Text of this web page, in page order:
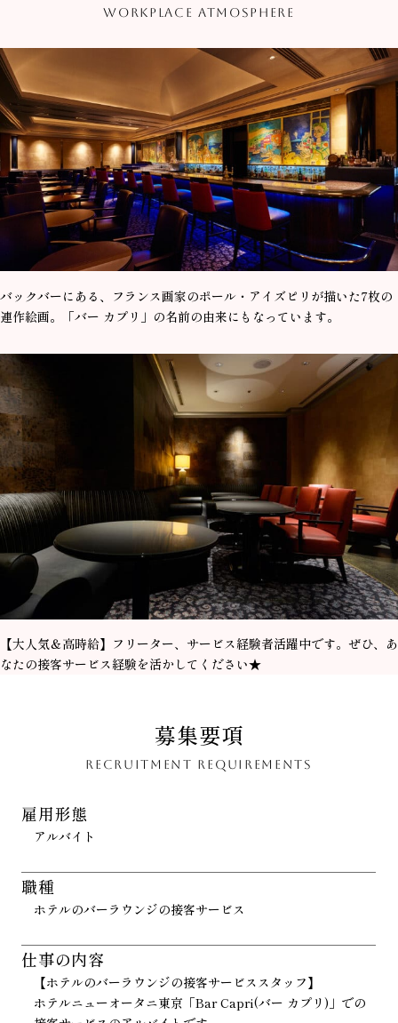
WORKPLACE ATMOSPHERE
バックバーにある、フランス画家のポール・アイズピリが描いた7枚の
連作絵画。「バー カプリ」の名前の由来にもなっています。
【大人気＆高時給】フリーター、サービス経験者活躍中です。ぜひ、あ
なたの接客サービス経験を活かしてください★
募集要項
RECRUITMENT REQUIREMENTS
雇用形態
アルバイト
職種
ホテルのバーラウンジの接客サービス
仕事の内容
【ホテルのバーラウンジの接客サービススタッフ】
ホテルニューオータニ東京「Bar Capri(バー カプリ)」での